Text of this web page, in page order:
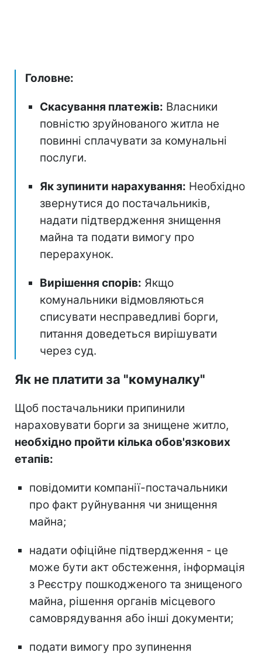
Головне:
Скасування платежів: Власники
повністю зруйнованого житла не
повинні сплачувати за комунальні
послуги.
Як зупинити нарахування: Необхідно
звернутися до постачальників,
надати підтвердження знищення
майна та подати вимогу про
перерахунок.
Вирішення спорів: Якщо
комунальники відмовляються
списувати несправедливі борги,
питання доведеться вирішувати
через суд.
Як не платити за "комуналку"
Щоб постачальники припинили
нараховувати борги за знищене житло,
необхідно пройти кілька обов'язкових
етапів:
повідомити компанії-постачальники
про факт руйнування чи знищення
майна;
надати офіційне підтвердження - це
може бути акт обстеження, інформація
з Реєстру пошкодженого та знищеного
майна, рішення органів місцевого
самоврядування або інші документи;
подати вимогу про зупинення